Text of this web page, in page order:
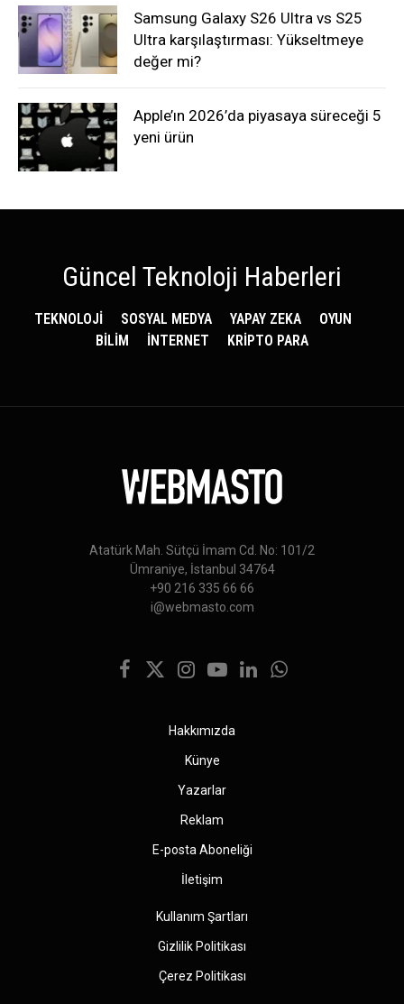
Samsung Galaxy S26 Ultra vs S25
Ultra karşılaştırması: Yükseltmeye
değer mi?
Apple’ın 2026’da piyasaya süreceği 5
yeni ürün
Güncel Teknoloji Haberleri
TEKNOLOJİ SOSYAL MEDYA YAPAY ZEKA
OYUN
BİLİM
İNTERNET KRİPTO PARA
Atatürk Mah. Sütçü İmam Cd. No: 101/2
Ümraniye, İstanbul 34764
+90 216 335 66 66
i@webmasto.com
Facebook
X
Instagram
YouTubeLinkedInWhatsApp
Hakkımızda
Künye
Yazarlar
Reklam
E-posta Aboneliği
İletişim
Kullanım Şartları
Gizlilik Politikası
Çerez Politikası